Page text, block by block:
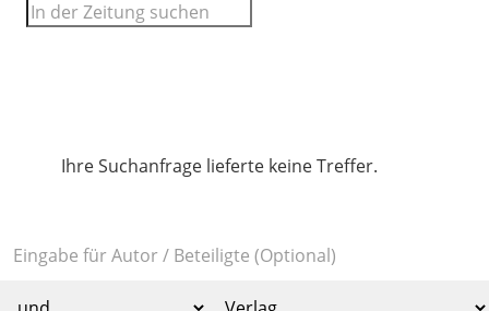
Zuletzt gesucht
Ihre Suchanfrage lieferte keine Treffer.